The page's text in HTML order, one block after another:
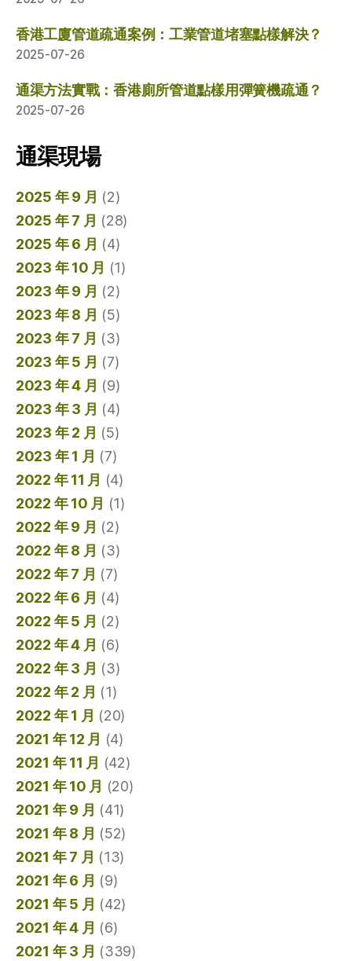
香港工廈管道疏通案例：工業管道堵塞點樣解決？
2025-07-26
通渠方法實戰：香港廁所管道點樣用彈簧機疏通？
2025-07-26
通渠現場
2025 年 9 月 (2)
2025 年 7 月 (28)
2025 年 6 月 (4)
2023 年 10 月 (1)
2023 年 9 月 (2)
2023 年 8 月 (5)
2023 年 7 月 (3)
2023 年 5 月 (7)
2023 年 4 月 (9)
2023 年 3 月 (4)
2023 年 2 月 (5)
2023 年 1 月 (7)
2022 年 11 月 (4)
2022 年 10 月 (1)
2022 年 9 月 (2)
2022 年 8 月 (3)
2022 年 7 月 (7)
2022 年 6 月 (4)
2022 年 5 月 (2)
2022 年 4 月 (6)
2022 年 3 月 (3)
2022 年 2 月 (1)
2022 年 1 月 (20)
2021 年 12 月 (4)
2021 年 11 月 (42)
2021 年 10 月 (20)
2021 年 9 月 (41)
2021 年 8 月 (52)
2021 年 7 月 (13)
2021 年 6 月 (9)
2021 年 5 月 (42)
2021 年 4 月 (6)
2021 年 3 月 (339)